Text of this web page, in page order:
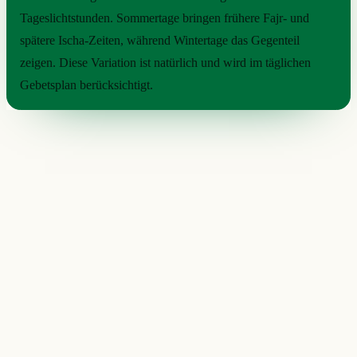
Tageslichtstunden. Sommertage bringen frühere Fajr- und
spätere Ischa-Zeiten, während Wintertage das Gegenteil
zeigen. Diese Variation ist natürlich und wird im täglichen
Gebetsplan berücksichtigt.